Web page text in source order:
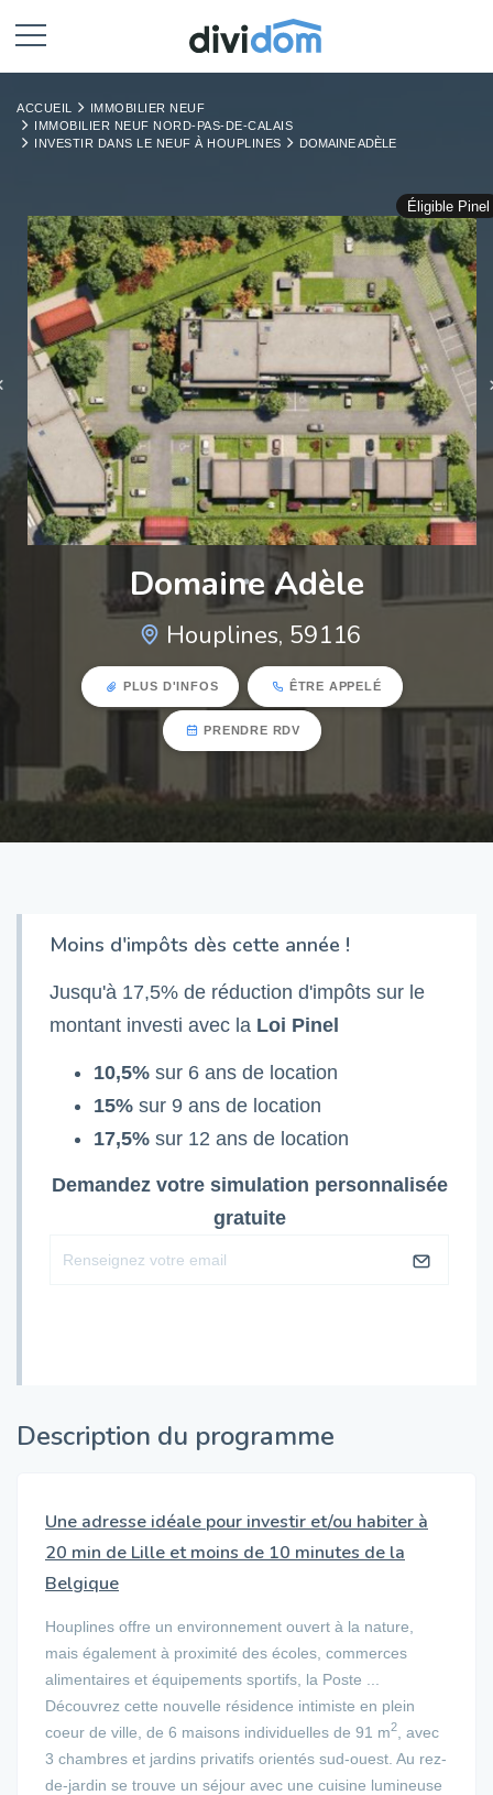
ACCUEIL
IMMOBILIER NEUF
IMMOBILIER NEUF NORD-PAS-DE-CALAIS
INVESTIR DANS LE NEUF À HOUPLINES
DOMAINE ADÈLE
Éligible Pinel
Domaine Adèle
Houplines, 59116
PLUS D'INFOS ÊTRE APPELÉ
PRENDRE RDV
Moins d'impôts dès cette année !
Jusqu'à 17,5% de réduction d'impôts sur le
montant investi avec la Loi Pinel
10,5% sur 6 ans de location
15% sur 9 ans de location
17,5% sur 12 ans de location
Demandez votre simulation personnalisée
gratuite
Description du programme
Une adresse idéale pour investir et/ou habiter à
20 min de Lille et moins de 10 minutes de la
Belgique
Houplines offre un environnement ouvert à la nature,
mais également à proximité des écoles, commerces
alimentaires et équipements sportifs, la Poste ...
Découvrez cette nouvelle résidence intimiste en plein
coeur de ville, de 6 maisons individuelles de 91 m2
, avec
3 chambres et jardins privatifs orientés sud-ouest. Au rez-
de-jardin se trouve un séjour avec une cuisine lumineuse